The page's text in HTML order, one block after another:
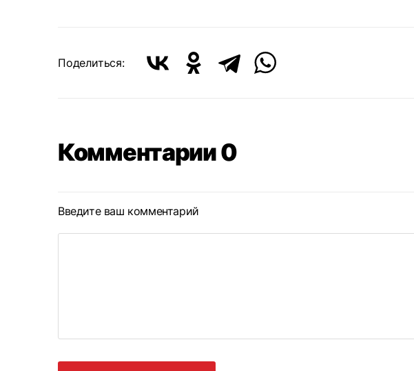
Поделиться:
Комментарии 0
Введите ваш комментарий